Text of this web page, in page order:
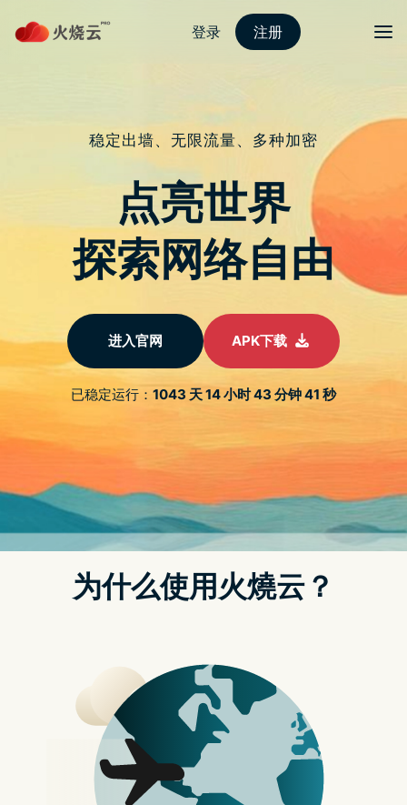
Menu
"Iron Man" 重返漫威宇宙 Robert
Downey Jr. 将饰演反派 Doctor Doom
2024 年 12 月 2 日
影帝 Robert Downey Jr. 即将重返漫威电影宇宙
达 11 年的 Tony Stark。
重点文章
南韩旅行注意：你的 iPhone Find My 功能将被强
制关闭
超强劲 PDF AI 工具 一键生成 Mind Map 思维导